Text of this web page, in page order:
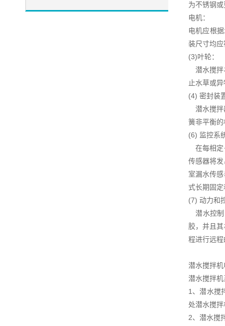
为不锈钢
电机：
电机应根
装尺寸均
(3)叶轮：
潜水搅拌
止水草或
(4) 密封装
潜水搅拌
簧非平衡
(6) 监控系
在每相定
传感器将
室漏水传
式长期固
(7) 动力和
潜水控制
胶，并且
程进行远
潜水搅拌
潜水搅拌
1、潜水搅
处潜水搅
2、潜水搅